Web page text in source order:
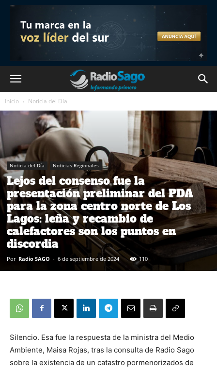
Inicio Noticia del Día
Noticia del Día Noticias Regionales
Lejos del consenso fue la
presentación preliminar del PDA
para la zona centro norte de Los
Lagos: leña y recambio de
calefactores son los puntos en
discordia
Por Radio SAGO - 6 de septiembre de 2024 110
Silencio. Esa fue la respuesta de la ministra del Medio
Ambiente, Maisa Rojas, tras la consulta de Radio Sago
sobre la existencia de un catastro pormenorizados de